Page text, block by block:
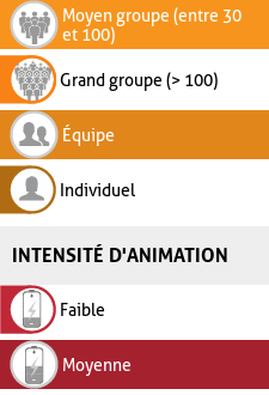
Moyen groupe (entre 30
et 100)
Grand groupe (> 100)
Équipe
Individuel
INTENSITÉ D'ANIMATION
Faible
Moyenne